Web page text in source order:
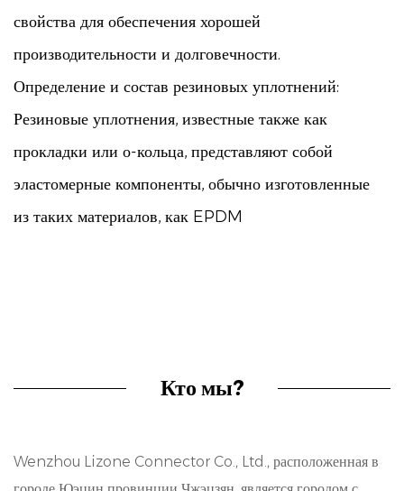
свойства для обеспечения хорошей
производительности и долговечности.
Определение и состав резиновых уплотнений:
Резиновые уплотнения, известные также как
прокладки или о-кольца, представляют собой
эластомерные компоненты, обычно изготовленные
из таких материалов, как EPDM
спаривания, обеспечивая тем самым надежное
Кто мы?
Wenzhou Lizone Connector Co., Ltd., расположенная в